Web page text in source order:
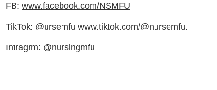
FB: www.facebook.com/NSMFU
TikTok: @ursemfu www.tiktok.com/@nursemfu.
Intragrm: @nursingmfu